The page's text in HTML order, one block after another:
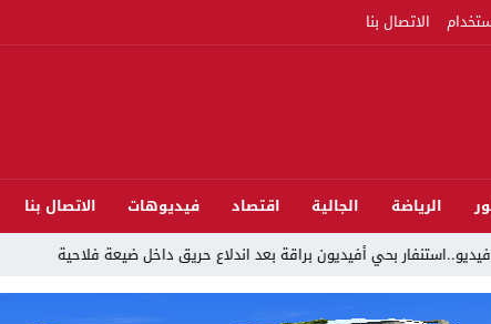
الاتصال بنا
الرياضة الجالية اقتصاد فيديوهات
الاتصال بنا
بحي أفيديون براقة بعد اندلاع حريق داخل ضيعة فلاحية